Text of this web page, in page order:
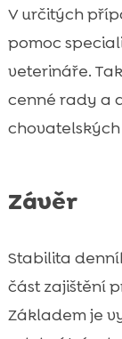
V určitých
pomoc
veterináře.
cenné rady a
Závěr
Stabilita
část zajištění
Základem je